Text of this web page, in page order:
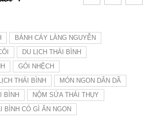
BÁNH CÁY LÀNG NGUYỄN
DU LỊCH THÁI BÌNH
GỎI NHỆCH
THÁI BÌNH
MÓN NGON DÂN DÃ
BÌNH
NỘM SỨA THÁI THỤY
BÌNH CÓ GÌ ĂN NGON